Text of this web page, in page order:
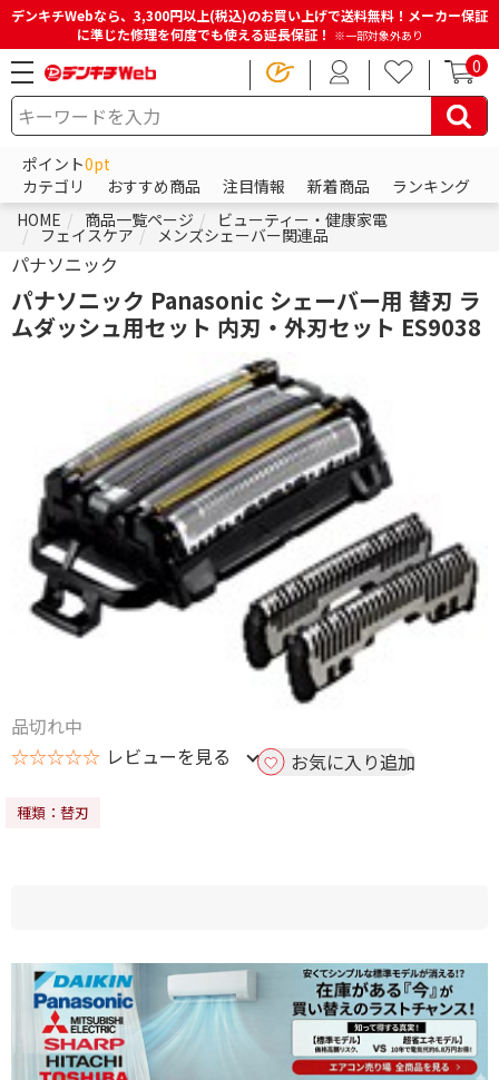
デンキチWebなら、3,300円以上(税込)のお買い上げで送料無料！メーカー保証
に準じた修理を何度でも使える延長保証！ ※一部対象外あり
0
ポイント0pt
カテゴリ
おすすめ商品 注目情報 新着商品
ランキング
HOME
商品一覧ページ ビューティー・健康家電
フェイスケア メンズシェーバー関連品
パナソニック
パナソニック Panasonic シェーバー用 替刃 ラ
ムダッシュ用セット 内刃・外刃セット ES9038
品切れ中
☆☆☆☆☆ レビューを見る お気に入り追加
種類：替刃